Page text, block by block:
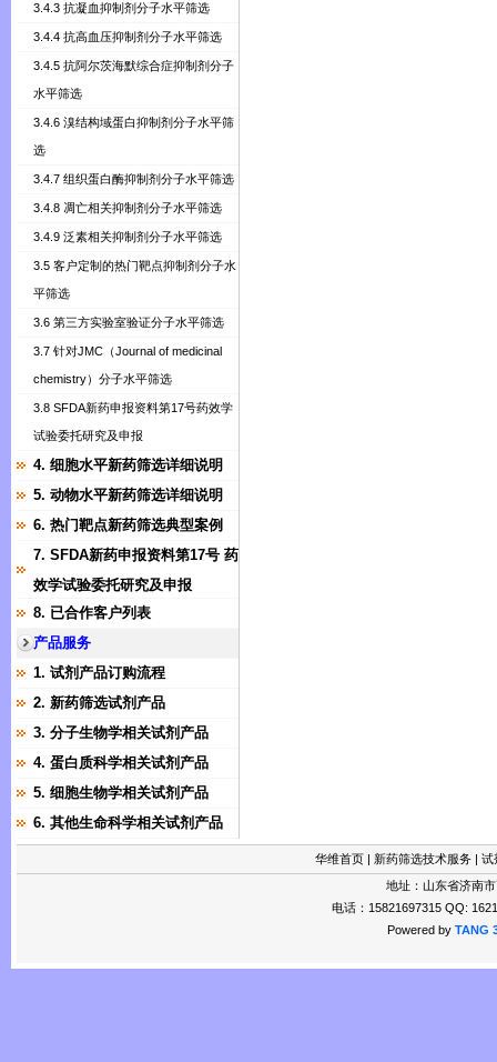
3.4.3 抗凝血抑制剂分子水平筛选
3.4.4 抗高血压抑制剂分子水平筛选
3.4.5 抗阿尔茨海默综合症抑制剂分子
水平筛选
3.4.6 溴结构域蛋白抑制剂分子水平筛
选
3.4.7 组织蛋白酶抑制剂分子水平筛选
3.4.8 凋亡相关抑制剂分子水平筛选
3.4.9 泛素相关抑制剂分子水平筛选
3.5 客户定制的热门靶点抑制剂分子水
平筛选
3.6 第三方实验室验证分子水平筛选
3.7 针对JMC（Journal of medicinal
chemistry）分子水平筛选
3.8 SFDA新药申报资料第17号药效学
试验委托研究及申报
4. 细胞水平新药筛选详细说明
5. 动物水平新药筛选详细说明
6. 热门靶点新药筛选典型案例
7. SFDA新药申报资料第17号 药
效学试验委托研究及申报
8. 已合作客户列表
产品服务
1. 试剂产品订购流程
2. 新药筛选试剂产品
3. 分子生物学相关试剂产品
4. 蛋白质科学相关试剂产品
5. 细胞生物学相关试剂产品
6. 其他生命科学相关试剂产品
华维首页 | 新药筛选技术服务 | 试
地址：山东省济南
电话：15821697315 QQ:
Powered by TANG